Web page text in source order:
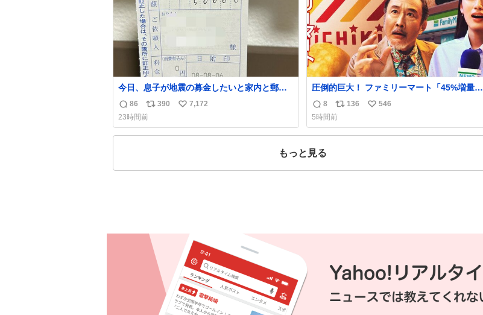
今日、息子が地震の募金したいと家内と郵便
局に行ったみたいです。おもちゃとか買う選
択肢もあったと思うけど、自分で貯めてた2万
円を役に立てて欲しい、みんなも元気になっ
て欲しいと。家内も一緒に募金したので、自
返
信
数
86
リ
ポ
ス
390
い
ね
7,172
23時間前
圧倒的巨大！ ファミリーマート「45%増量作
戦」には都市伝説が隠されている、のかもし
れない。 web-mu.jp/news/79509/
返
信
数
8
リ
ポ
ス
136
い
ね
546
5時間前
もっと見る